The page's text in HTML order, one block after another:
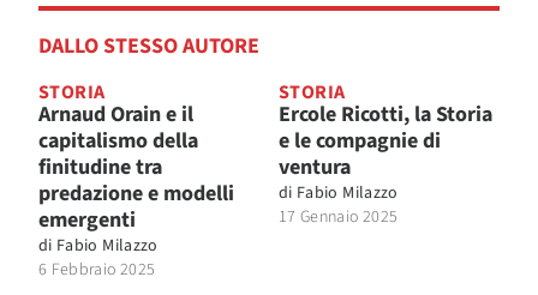
DALLO STESSO AUTORE
STORIA
Arnaud Orain e il
capitalismo della
finitudine tra
predazione e modelli
emergenti
di Fabio Milazzo
6 Febbraio 2025
STORIA
Ercole Ricotti, la Storia
e le compagnie di
ventura
di Fabio Milazzo
17 Gennaio 2025